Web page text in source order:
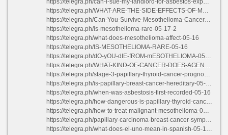
https://telegra.ph/can-i-sue-my-landlord-for-asbestos-exposure-uk-05-16-2
https://telegra.ph/WHAT-ARE-THE-SIDE-EFFECTS-OF-MESOTHELIOMA-05-16
https://telegra.ph/Can-You-Survive-Mesothelioma-Cancer-05-16-2
https://telegra.ph/is-mesothelioma-rare-05-17-2
https://telegra.ph/what-does-mesothelioma-affect-05-16
https://telegra.ph/IS-MESOTHELIOMA-RARE-05-16
https://telegra.ph/dO-yOU-dIE-fROM-mESOTHELIOMA-05-16
https://telegra.ph/WHAT-KIND-OF-CANCER-DOES-AGENT-ORANGE-CAUSE-05-16-2
https://telegra.ph/stage-3-papillary-thyroid-cancer-prognosis-05-16
https://telegra.ph/is-papillary-breast-cancer-hereditary-05-16-3
https://telegra.ph/when-was-asbestosis-first-recorded-05-16
https://telegra.ph/how-dangerous-is-papillary-thyroid-cancer-05-15
https://telegra.ph/how-to-treat-malignant-mesothelioma-05-17
https://telegra.ph/papillary-carcinoma-breast-cancer-symptoms-05-16-4
https://telegra.ph/what-does-el-uno-mean-in-spanish-05-16-2